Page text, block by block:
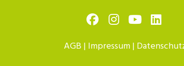
AGB | Impressum|